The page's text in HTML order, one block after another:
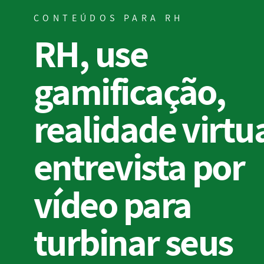
CONTEÚDOS PARA RH
RH, use
gamificação,
realidade
entrevista por
vídeo para
turbinar seus